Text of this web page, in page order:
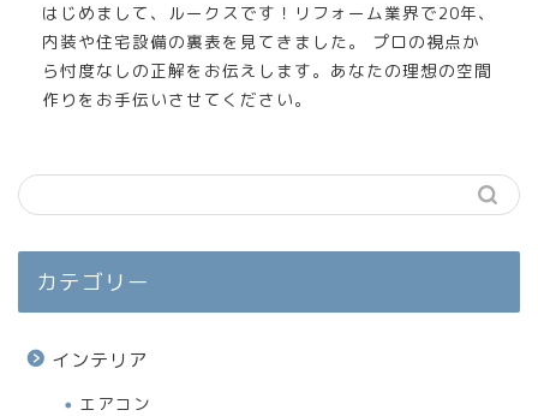
はじめまして、ルークスです！リフォーム業界で20年、
内装や住宅設備の裏表を見てきました。 プロの視点か
ら忖度なしの正解をお伝えします。あなたの理想の空間
作りをお手伝いさせてください。
カテゴリー
インテリア
エアコン